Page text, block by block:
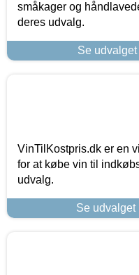
småkager og
deres udvalg.
Se
VinTilKostpris.dk er en
for at købe vin til
udvalg.
Se udvalget